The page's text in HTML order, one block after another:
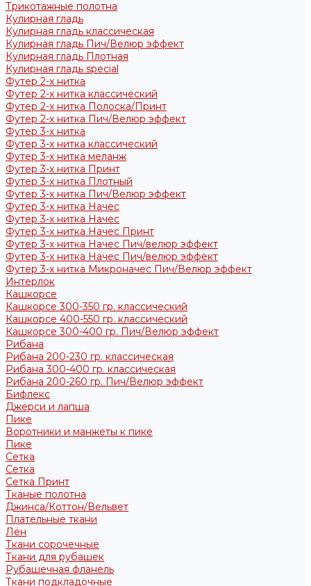
Трикотажные полотна
Кулирная гладь
Кулирная гладь классическая
Кулирная гладь Пич/Велюр эффект
Кулирная гладь Плотная
Кулирная гладь special
Футер 2-х нитка
Футер 2-х нитка классический
Футер 2-х нитка Полоска/Принт
Футер 2-х нитка Пич/Велюр эффект
Футер 3-х нитка
Футер 3-х нитка классический
Футер 3-х нитка меланж
Футер 3-х нитка Принт
Футер 3-х нитка Плотный
Футер 3-х нитка Пич/Велюр эффект
Футер 3-х нитка Начес
Футер 3-х нитка Начес
Футер 3-х нитка Начес Принт
Футер 3-х нитка Начес Пич/велюр эффект
Футер 3-х нитка Начес Пич/велюр эффект
Футер 3-х нитка Микроначес Пич/Велюр эффект
Интерлок
Кашкорсе
Кашкорсе 300-350 гр. классический
Кашкорсе 400-550 гр. классический
Кашкорсе 300-400 гр. Пич/Велюр эффект
Рибана
Рибана 200-230 гр. классическая
Рибана 300-400 гр. классическая
Рибана 200-260 гр. Пич/Велюр эффект
Бифлекс
Джерси и лапша
Пике
Воротники и манжеты к пике
Пике
Сетка
Сетка
Сетка Принт
Тканые полотна
Джинса/Коттон/Вельвет
Плательные ткани
Лён
Ткани сорочечные
Ткани для рубашек
Рубашечная фланель
Ткани подкладочные